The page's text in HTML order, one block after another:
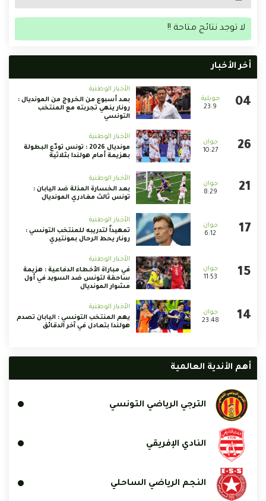
لا توجد نتائج متاحة !!
أخر الأخبار
23:9
الأخبار الوطنية
بعد أسبوع من الخروج من المونديال :
رونار ينهي تجربته مع المنتخب
التونسي
10:27
الأخبار الوطنية
مونديال 2026 : تونس تودّع البطولة
بهزيمة أمام هولندا بثلاثية
8:29
الأخبار الوطنية
بعد الخسارة المذلة ضد اليابان :
تونس ثالث مغادري المونديال
6:12
الأخبار الوطنية
تمهيداً لتدريبه للمنتخب التونسي :
رونار يحط الرحال بمونتيري
11:53
الأخبار الوطنية
في مباراة الأخطاء الدفاعية : هزيمة
ساحقة لتونس ضد السويد في أول
مشوار المونديال
23:48
الأخبار الوطنية
يهم المنتخب التونسي : اليابان تصدم
هولندا بتعادل في آخر الدقائق
أهم الأندية العالمية
الترجي الرياضي التونسي
النادي الإفريقي
النجم الرياضي الساحلي